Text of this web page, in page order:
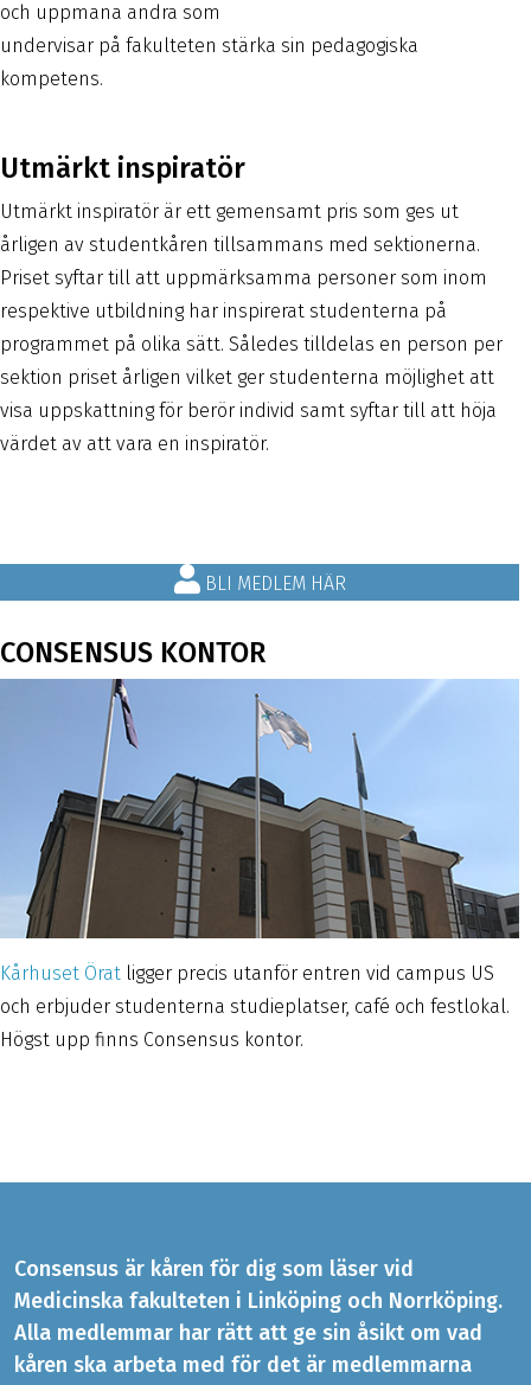
och uppmana andra som
undervisar på fakulteten stärka sin pedagogiska
kompetens.
Utmärkt inspiratör
Utmärkt inspiratör är ett gemensamt pris som ges ut
årligen av studentkåren tillsammans med sektionerna.
Priset syftar till att uppmärksamma personer som inom
respektive utbildning har inspirerat studenterna på
programmet på olika sätt. Således tilldelas en person per
sektion priset årligen vilket ger studenterna möjlighet att
visa uppskattning för berör individ samt syftar till att höja
värdet av att vara en inspiratör.
BLI MEDLEM HÄR
CONSENSUS KONTOR
Kårhuset Örat ligger precis utanför entren vid campus US
och erbjuder studenterna studieplatser, café och festlokal.
Högst upp finns Consensus kontor.
Consensus är kåren för dig som läser vid
Medicinska fakulteten i Linköping och Norrköping.
Alla medlemmar har rätt att ge sin åsikt om vad
kåren ska arbeta med för det är medlemmarna